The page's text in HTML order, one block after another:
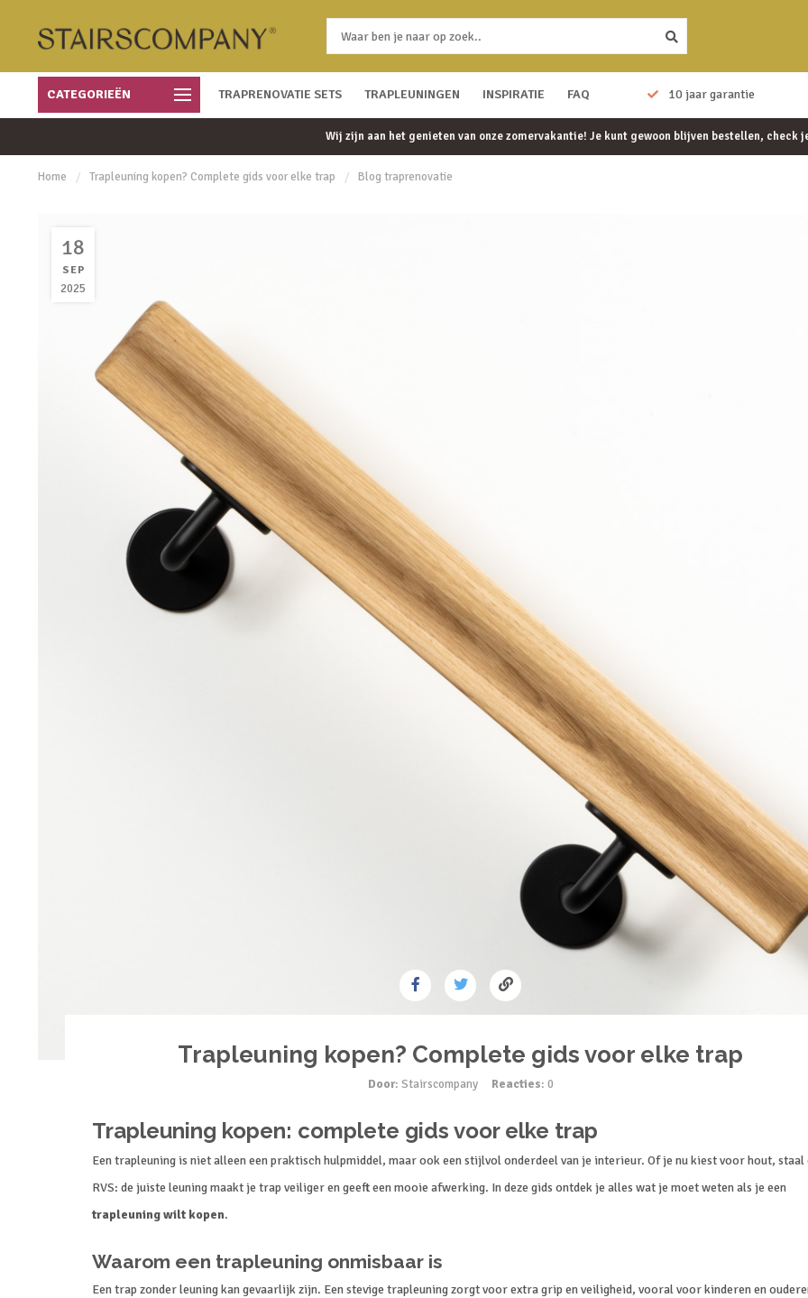
CATEGORIEËN TRAPRENOVATIE SETS TRAPLEUNINGEN INSPIRATIE FAQ
Snelle bezorging Gratis bezorgd vanaf € 450 Eenvoudig te monteren 10 jaar garantie
Wij zijn aan het genieten van onze zomervakantie! Je kunt gewoon blijven bestellen, check
Home / Trapleuning kopen? Complete gids voor elke trap / Blog traprenovatie
18
SEP
2025
Trapleuning kopen? Complete gids voor elke trap
Door: Stairscompany Reacties: 0
Trapleuning kopen: complete gids voor elke trap
Een trapleuning is niet alleen een praktisch hulpmiddel, maar ook een stijlvol onderdeel van je interieur. Of je nu kiest voor hout, staal
RVS: de juiste leuning maakt je trap veiliger en geeft een mooie afwerking. In deze gids ontdek je alles wat je moet weten als je een
trapleuning wilt kopen.
Waarom een trapleuning onmisbaar is
Een trap zonder leuning kan gevaarlijk zijn. Een stevige trapleuning zorgt voor extra grip en veiligheid, vooral voor kinderen en